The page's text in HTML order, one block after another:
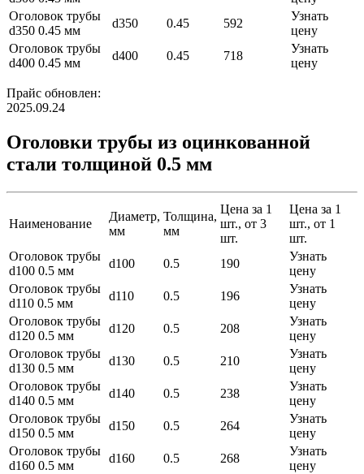
Оголовок трубы
d350 0.45 мм
d350 0.45 592
Узнать
цену
Оголовок трубы
d400 0.45 мм
d400 0.45 718
Узнать
цену
Прайс обновлен:
2025.09.24
Оголовки трубы из оцинкованной
стали толщиной 0.5 мм
Наименование
Диаметр,
мм
Толщина,
мм
Цена за 1
шт., от 3
шт.
Цена за 1
шт., от 1
шт.
Оголовок трубы
d100 0.5 мм
d100 0.5 190
Узнать
цену
Оголовок трубы
d110 0.5 мм
d110 0.5 196
Узнать
цену
Оголовок трубы
d120 0.5 мм
d120 0.5 208
Узнать
цену
Оголовок трубы
d130 0.5 мм
d130 0.5 210
Узнать
цену
Оголовок трубы
d140 0.5 мм
d140 0.5 238
Узнать
цену
Оголовок трубы
d150 0.5 мм
d150 0.5 264
Узнать
цену
Оголовок трубы
d160 0.5 мм
d160 0.5 268
Узнать
цену